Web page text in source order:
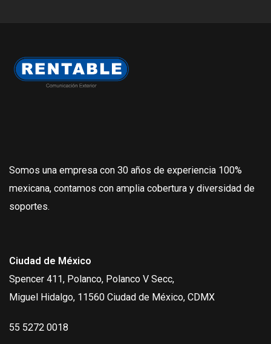
Somos una empresa con 30 años de experiencia 100%
mexicana, contamos con amplia cobertura y diversidad de
soportes.
Ciudad de México
Spencer 411, Polanco, Polanco V Secc,
Miguel Hidalgo, 11560 Ciudad de México, CDMX
55 5272 0018